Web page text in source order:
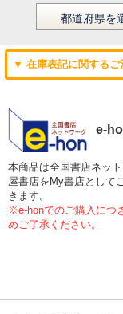
▼ 在庫表記に関するご
e-
本商品は全国書店ネッ
屋書店をMy書店として
きます。
※e-honでのご購入につ
めご了承ください。